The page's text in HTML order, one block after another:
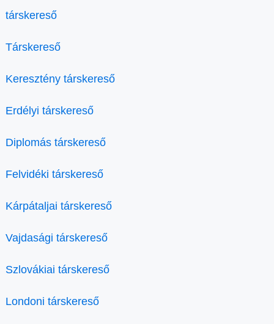
társkereső
Társkereső
Keresztény társkereső
Erdélyi társkereső
Diplomás társkereső
Felvidéki társkereső
Kárpátaljai társkereső
Vajdasági társkereső
Szlovákiai társkereső
Londoni társkereső